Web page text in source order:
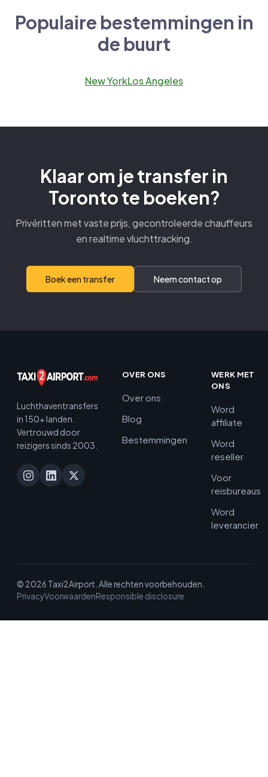
Populaire bestemmingen in
de buurt
New YorkLos Angeles
Klaar om je transfer in
Toronto te boeken?
Privéritten met vaste prijs, gecontroleerde chauffeurs
en realtime vluchttracking.
Boek een transfer Neem contact op
Luchthaventransfers
in 150+ landen.
Vertrouwd door
reizigers sinds 2003.
OVER ONS
Over ons
Blog
Bestemmingen
WERK MET
ONS
Word
affiliate
Word
reseller
Voor
reisbureaus
Word
leverancier
© 2026 Taxi2Airport. Alle rechten voorbehouden.
PrivacyVoorwaardenResponsible disclosure